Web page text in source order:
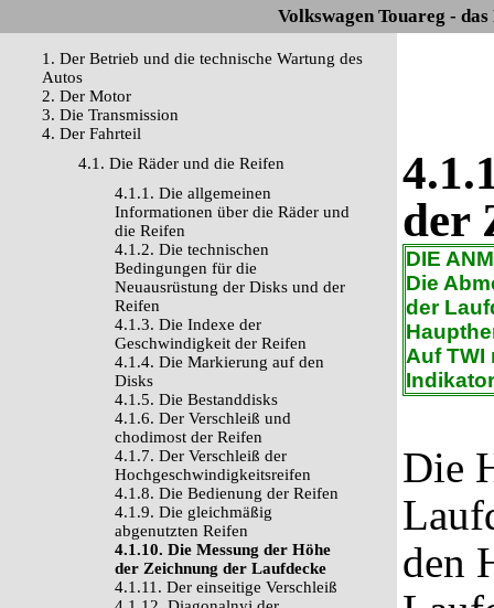
Volkswagen Touareg -
1. Der Betrieb und die technische Wartung des
Autos
2. Der Motor
3. Die Transmission
4. Der Fahrteil
4.1. Die Räder und die Reifen
4.1.1. Die allgemeinen
Informationen über die Räder und
die Reifen
4.1.2. Die technischen
Bedingungen für die
Neuausrüstung der Disks und der
Reifen
4.1.3. Die Indexe der
Geschwindigkeit der Reifen
4.1.4. Die Markierung auf den
Disks
4.1.5. Die Bestanddisks
4.1.6. Der Verschleiß und
chodimost der Reifen
4.1.7. Der Verschleiß der
Hochgeschwindigkeitsreifen
4.1.8. Die Bedienung der Reifen
4.1.9. Die gleichmäßig
abgenutzten Reifen
4.1.10. Die Messung der Höhe
der Zeichnung der Laufdecke
4.1.11. Der einseitige Verschleiß
der
DIE
Die
der
Auf TWI
Die
den